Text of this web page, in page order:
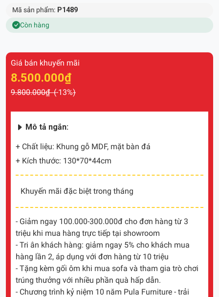
Mã sản phẩm:P1489
Còn hàng
Giá bán khuyến mãi
8.500.000₫
9.800.000₫ (-13%)
Mô tả ngắn:
+ Chất liệu: Khung gỗ MDF, mặt bàn đá
+ Kích thước: 130*70*44cm
Khuyến mãi đặc biệt trong tháng
- Giảm ngay 100.000-300.000đ cho đơn hàng từ 3
triệu khi mua hàng trực tiếp tại showroom
- Tri ân khách hàng: giảm ngay 5% cho khách mua
hàng lần 2, áp dụng với đơn hàng từ 10 triệu
- Tặng kèm gối ôm khi mua sofa và tham gia trò chơi
trúng thưởng với nhiều phần quà hấp dẫn.
- Chương trình kỷ niệm 10 năm Pula Furniture - trải